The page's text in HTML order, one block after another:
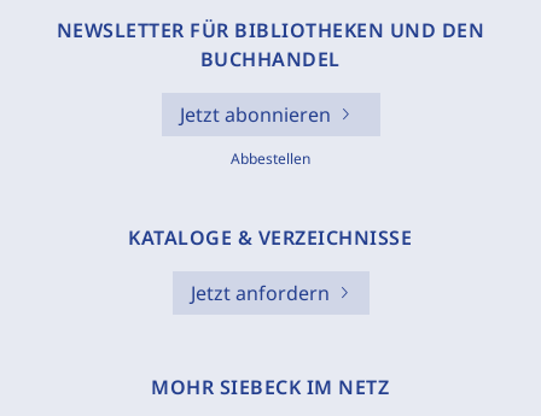
NEWSLETTER FÜR BIBLIOTHEKEN UND DEN
BUCHHANDEL
Jetzt abonnieren
Abbestellen
KATALOGE & VERZEICHNISSE
Jetzt anfordern
MOHR SIEBECK IM NETZ